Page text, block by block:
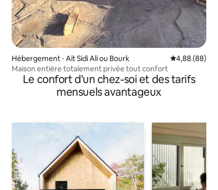
Hébergement ⋅ Aït Sidi Ali ou Bourk Évaluation
4,88 (88)
Maison entière totalement privée tout confort
Le confort d'un chez-soi et des tarifs
mensuels avantageux